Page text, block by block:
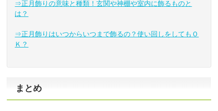
⇒正月飾りの意味と種類！玄関や神棚や室内に飾るものと
は？
⇒正月飾りはいつからいつまで飾るの？使い回しをしてもＯ
Ｋ？
まとめ